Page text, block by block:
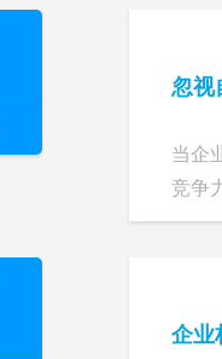
忽视
当企
竞争
企业